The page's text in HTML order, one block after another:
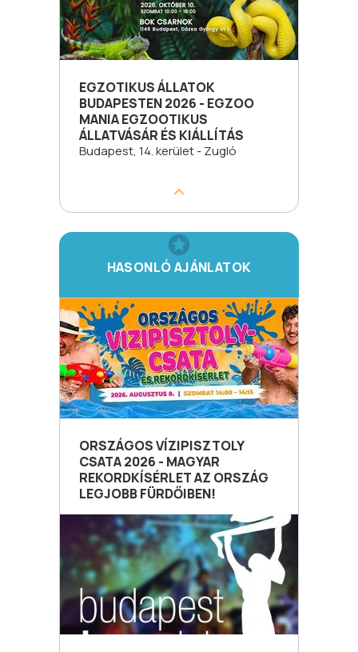
EGZOTIKUS ÁLLATOK
BUDAPESTEN 2026 - EGZOO
MANIA EGZOOTIKUS
ÁLLATVÁSÁR ÉS KIÁLLÍTÁS
Budapest, 14. kerület - Zugló
HASONLÓ AJÁNLATOK
ORSZÁGOS VÍZIPISZTOLY
CSATA 2026 - MAGYAR
REKORDKÍSÉRLET AZ ORSZÁG
LEGJOBB FÜRDŐIBEN!